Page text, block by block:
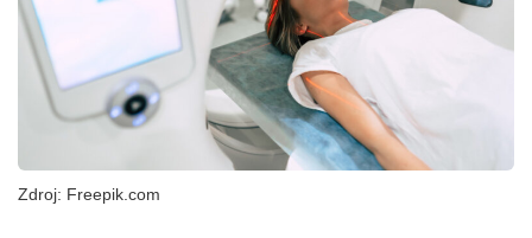
Zdroj: Freepik.com